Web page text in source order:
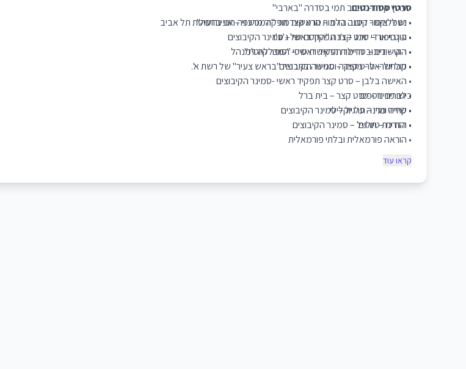
• ערוץ קידז - דיבוב תמי בסדרה "בארבי"
• נטפליקס - דיבוב הדמות הראשית מוד "המכשפה הכי גרועה"
• הוט וי או די יאנג – ג'נה "הקסם של ג'וג'ו
• הוט – דיבוב הדמות הראשית סיסי "סופר קיוטיז"
• קול ישראל - מפיקה ומגישה בתכנית "בראש צעיר" של רשת א'.
סרטי סטודנטים
• יש לי ציפור קטנה בלב – סרט קצר תפקיד מרכזי – אוניברסיטת תל אביב
• עין כיפור – סרט קצר תפקיד ראשי – סמינר הקיבוצים
• הקישונים – טריילר תפקיד ראשי – המכללה למנהל
• מכחול – סרט קצר – סמינר הקיבוצים
• האישה בלבן – סרט קצר תפקיד ראשי -סמינר הקיבוצים
• לב מנייר – סרט קצר – בית ברל
• קרייזי מרי – תרגיל – סמינר הקיבוצים
• יהודית – תרגיל – סמינר הקיבוצים
כישורים נוספים
• שירה ונגינה על יוקלילי
• הדרכת טיולים
• הוראה פורמאלית ובלתי פורמאלית
קראו עוד